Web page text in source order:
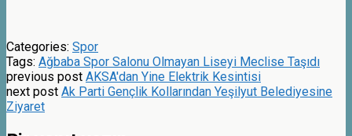
Categories: Spor
Tags: Ağbaba Spor Salonu Olmayan Liseyi Meclise Taşıdı
previous post AKSA'dan Yine Elektrik Kesintisi
next post Ak Parti Gençlik Kollarından Yeşilyut Belediyesine
Ziyaret